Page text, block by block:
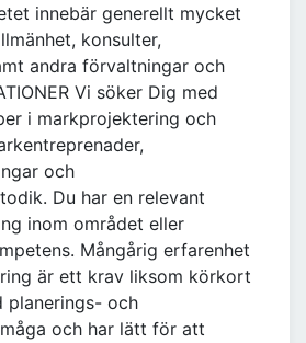
innebär generellt mycket
konsulter,
andra förvaltningar och
Vi söker Dig med
i markprojektering och
och
Du har en relevant
inom området eller
Mångårig erfarenhet
är ett krav liksom körkort
planerings- och
och har lätt för att